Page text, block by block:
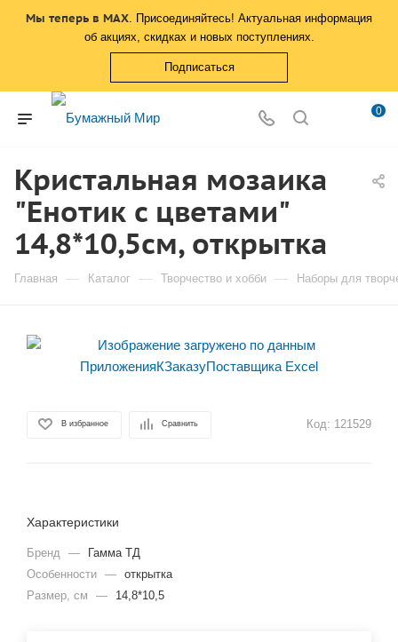
Мы теперь в MAX. Присоединяйтесь! Актуальная информация
об акциях, скидках и новых поступлениях.
Подписаться
0
Кристальная мозаика
"Енотик с цветами"
14,8*10,5см, открытка
Главная — Каталог — Творчество и хобби — Наборы для
В избранное Сравнить Код: 121529
Характеристики
Бренд —
Гамма ТД
Особенности — открытка
Размер, см
— 14,8*10,5